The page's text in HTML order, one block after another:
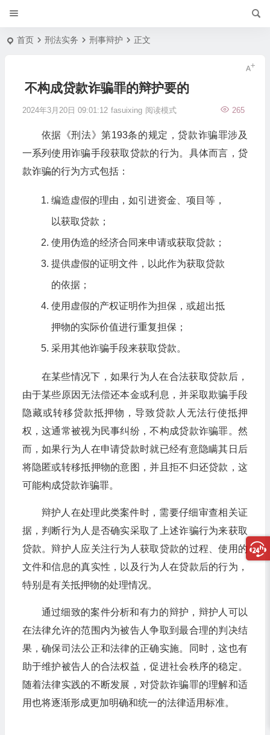
首页 刑法实务 刑事辩护 正文
不构成贷款诈骗罪的辩护要的
2024年3月20日 09:01:12 fasuixing 265
阅读模式
依据《刑法》第193条的规定，贷款诈骗罪涉及
一系列使用诈骗手段获取贷款的行为。具体而言，贷
款诈骗的行为方式包括：
编造虚假的理由，如引进资金、项目等，
以获取贷款；
使用伪造的经济合同来申请或获取贷款；
提供虚假的证明文件，以此作为获取贷款
的依据；
使用虚假的产权证明作为担保，或超出抵
押物的实际价值进行重复担保；
采用其他诈骗手段来获取贷款。
在某些情况下，如果行为人在合法获取贷款后，
由于某些原因无法偿还本金或利息，并采取欺骗手段
隐藏或转移贷款抵押物，导致贷款人无法行使抵押
权，这通常被视为民事纠纷，不构成贷款诈骗罪。然
而，如果行为人在申请贷款时就已经有意隐瞒其日后
将隐匿或转移抵押物的意图，并且拒不归还贷款，这
可能构成贷款诈骗罪。
辩护人在处理此类案件时，需要仔细审查相关证
据，判断行为人是否确实采取了上述诈骗行为来获取
贷款。辩护人应关注行为人获取贷款的过程、使用的
文件和信息的真实性，以及行为人在贷款后的行为，
特别是有关抵押物的处理情况。
通过细致的案件分析和有力的辩护，辩护人可以
在法律允许的范围内为被告人争取到最合理的判决结
果，确保司法公正和法律的正确实施。同时，这也有
助于维护被告人的合法权益，促进社会秩序的稳定。
随着法律实践的不断发展，对贷款诈骗罪的理解和适
用也将逐渐形成更加明确和统一的法律适用标准。